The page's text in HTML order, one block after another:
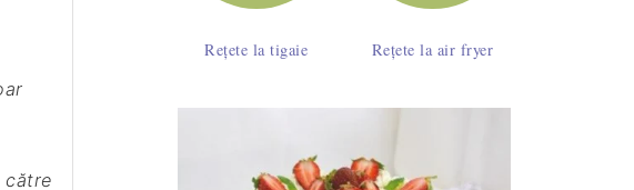
Rețete la tigaie Rețete la air fryer